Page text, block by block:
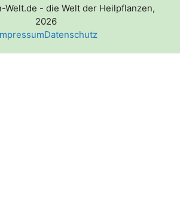
- die Welt der Heilpflanzen,
2026
Datenschutz